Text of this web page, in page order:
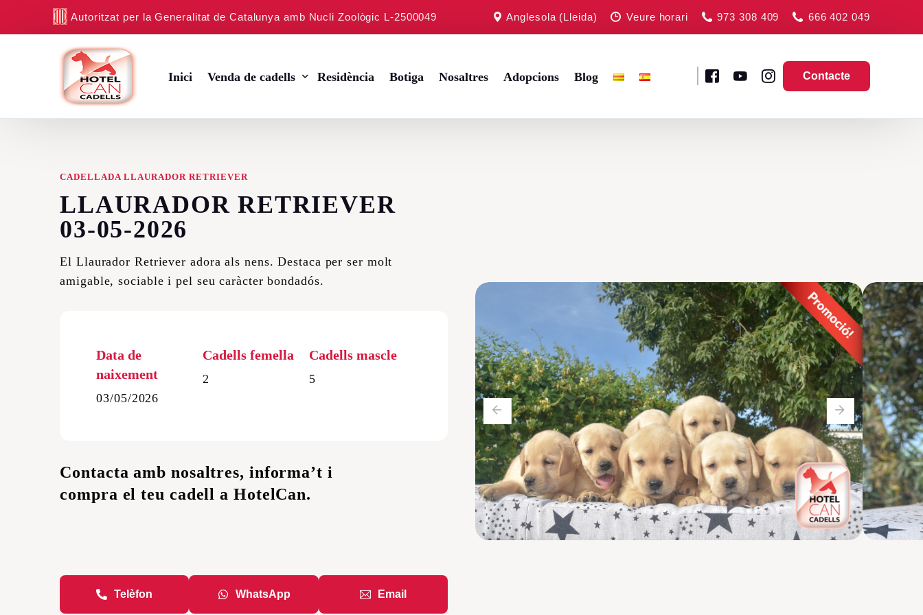
Autoritzat per la Generalitat de Catalunya amb Nucli Zoològic L-2500049 Anglesola (Lleida) Veure horari 973 308 409 666 402 049
Inici Venda de cadells
Cadells de Bichon Maltès
Cadells de Yorkshire Terrier
Cadells de Llaurador Retriever
Residència Botiga Nosaltres Adopcions Blog Contacte
CADELLADA LLAURADOR RETRIEVER
LLAURADOR RETRIEVER
03-05-2026
El Llaurador Retriever adora als nens. Destaca per ser molt
amigable, sociable i pel seu caràcter bondadós.
Data de
naixement
03/05/2026
Cadells femella
2
Cadells mascle
5
Contacta amb nosaltres, informa’t i
compra el teu cadell a HotelCan.
Telèfon WhatsApp Email